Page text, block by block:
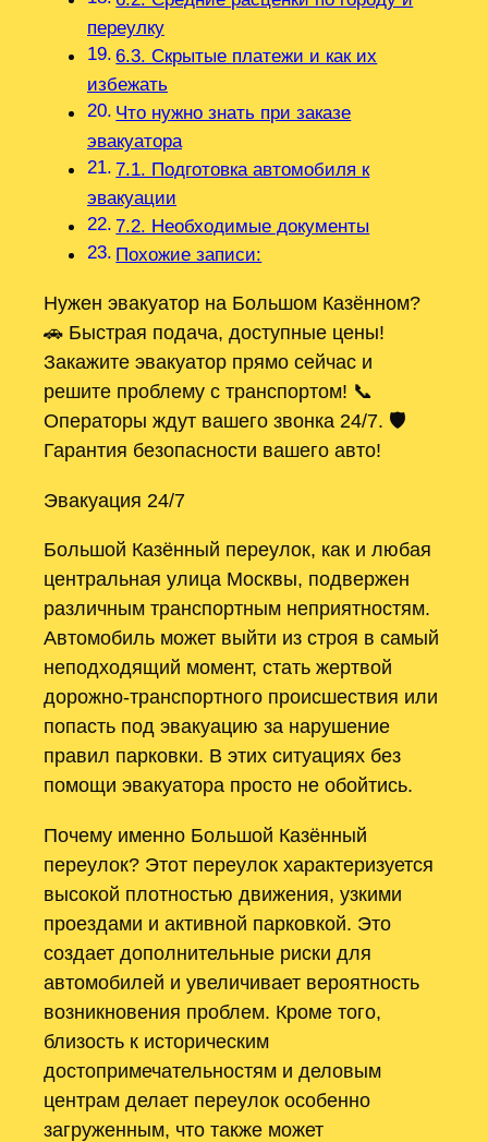
переулку
6.3. Скрытые платежи и как их
избежать
Что нужно знать при заказе
эвакуатора
7.1. Подготовка автомобиля к
эвакуации
7.2. Необходимые документы
Похожие записи:
Нужен эвакуатор на Большом Казённом?
🚗 Быстрая подача, доступные цены!
Закажите эвакуатор прямо сейчас и
решите проблему с транспортом! 📞
Операторы ждут вашего звонка 24/7. 🛡️
Гарантия безопасности вашего авто!
Эвакуация 24/7
Большой Казённый переулок, как и любая
центральная улица Москвы, подвержен
различным транспортным неприятностям.
Автомобиль может выйти из строя в самый
неподходящий момент, стать жертвой
дорожно-транспортного происшествия или
попасть под эвакуацию за нарушение
правил парковки. В этих ситуациях без
помощи эвакуатора просто не обойтись.
Почему именно Большой Казённый
переулок? Этот переулок характеризуется
высокой плотностью движения, узкими
проездами и активной парковкой. Это
создает дополнительные риски для
автомобилей и увеличивает вероятность
возникновения проблем. Кроме того,
близость к историческим
достопримечательностям и деловым
центрам делает переулок особенно
загруженным, что также может